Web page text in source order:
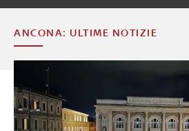
ANCONA: ULTIME NOTIZIE